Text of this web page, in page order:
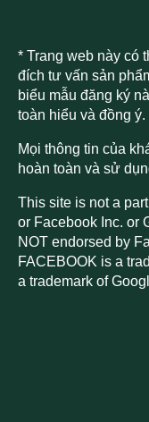
* Trang web này có
đích tư vấn sản
biểu mẫu đăng ký
toàn hiểu và đồng ý.
Mọi thông tin của
hoàn toàn và sử
This site is not a
or Facebook Inc. or
NOT endorsed by
FACEBOOK is a
a trademark of